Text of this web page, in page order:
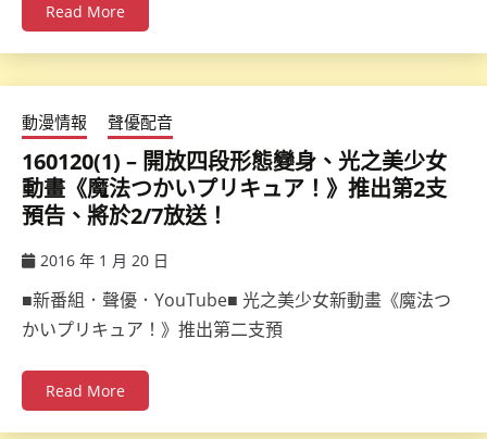
Read More
動漫情報 聲優配音
160120(1) – 開放四段形態變身、光之美少女
動畫《魔法つかいプリキュア！》推出第2支
預告、將於2/7放送！
2016 年 1 月 20 日
■新番組．聲優．YouTube■ 光之美少女新動畫《魔法つ
かいプリキュア！》推出第二支預
Read More